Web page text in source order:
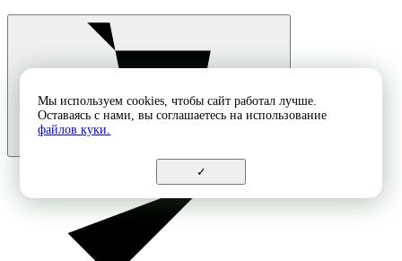
Мы используем cookies, чтобы сайт работал лучше.
Оставаясь с нами, вы соглашаетесь на использование
файлов куки.
✓